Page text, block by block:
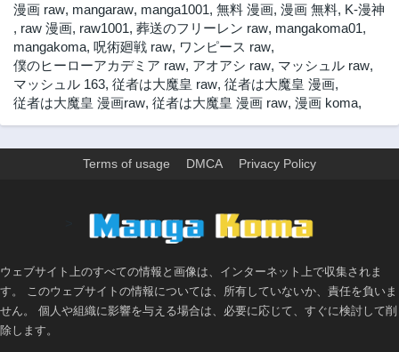
273話
3年前
272話
3年前
271話
3年前
270話
3年前
269話 268話
266話
3年前
3年前 3年前
261話
3年前
260話
3年前
漫画 raw, mangaraw, manga1001, 無料 漫画, 漫画 無料, K-漫神
, raw 漫画, raw1001, 葬送のフリーレン raw, mangakoma01,
mangakoma, 呪術廻戦 raw, ワンピース raw,
僕のヒーローアカデミア raw, アオアシ raw, マッシュル raw,
マッシュル 163, 従者は大魔皇 raw, 従者は大魔皇 漫画,
従者は大魔皇 漫画raw, 従者は大魔皇 漫画 raw, 漫画 koma,
Terms of usage DMCA Privacy Policy
ウェブサイト上のすべての情報と画像は、インターネット上で収集されま
す。 このウェブサイトの情報については、所有していないか、責任を負いま
せん。 個人や組織に影響を与える場合は、必要に応じて、すぐに検討して削
除します。